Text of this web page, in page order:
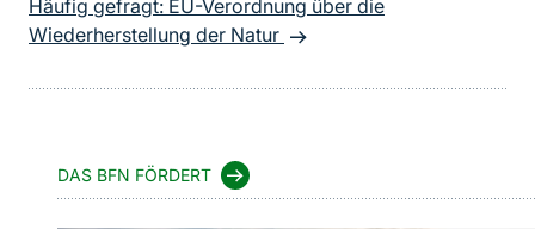
Häufig gefragt: EU-Verordnung über die
Wiederherstellung der Natur
DAS BFN FÖRDERT